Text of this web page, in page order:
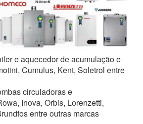
e aquecedor de acumulação e
Cumulus, Kent, Soletrol entre
circuladoras e
Inova, Orbis, Lorenzetti,
entre outras marcas